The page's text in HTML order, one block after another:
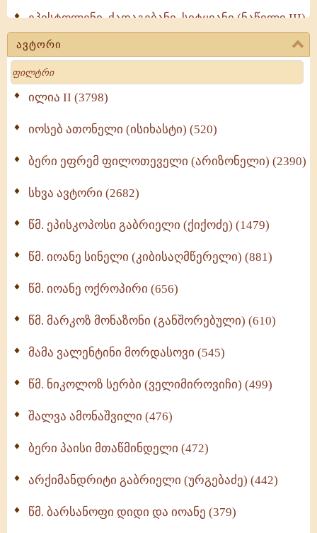
ეპისტოლენი, ქადაგებანი, სიტყვანი (ნაწილი III)
(723)
მოძღვრის ძალზე სასარგებლო რჩევები
მრევლისათვის (545)
Wisdomge (514)
ქადაგებანი გაბრიელ ეპისკოპოსისა - II ტომი
სულიერი ცხოვრების სახელმძღვანელო -
ნაწილი II (369)
ავტორი
Search
ილია II (3798)
იოსებ ათონელი (ისიხასტი) (520)
ბერი ეფრემ ფილოთეველი (არიზონელი) (2390)
სხვა ავტორი (2682)
წმ. ეპისკოპოსი გაბრიელი (ქიქოძე) (1479)
წმ. იოანე სინელი (კიბისაღმწერელი) (881)
წმ. იოანე ოქროპირი (656)
წმ. მარკოზ მონაზონი (განშორებული) (610)
მამა ვალენტინი მორდასოვი (545)
წმ. ნიკოლოზ სერბი (ველიმიროვიჩი) (499)
შალვა ამონაშვილი (476)
ბერი პაისი მთაწმინდელი (472)
არქიმანდრიტი გაბრიელი (ურგებაძე) (442)
წმ. ბარსანოფი დიდი და იოანე (379)